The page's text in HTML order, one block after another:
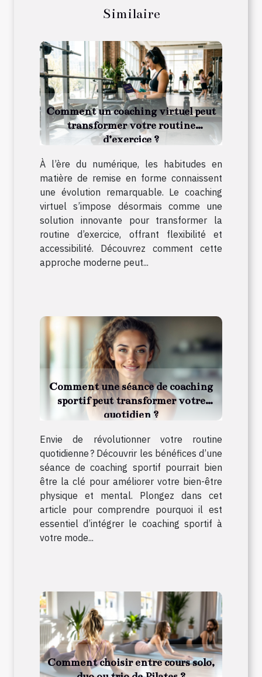
Similaire
Comment un coaching virtuel peut
transformer votre routine
d’exercice ?
À l’ère du numérique, les habitudes en
matière de remise en forme connaissent
une évolution remarquable. Le coaching
virtuel s’impose désormais comme une
solution innovante pour transformer la
routine d’exercice, offrant flexibilité et
accessibilité. Découvrez comment cette
approche moderne peut...
Comment une séance de coaching
sportif peut transformer votre
quotidien ?
Envie de révolutionner votre routine
quotidienne ? Découvrir les bénéfices d’une
séance de coaching sportif pourrait bien
être la clé pour améliorer votre bien-être
physique et mental. Plongez dans cet
article pour comprendre pourquoi il est
essentiel d’intégrer le coaching sportif à
votre mode...
Comment choisir entre cours solo,